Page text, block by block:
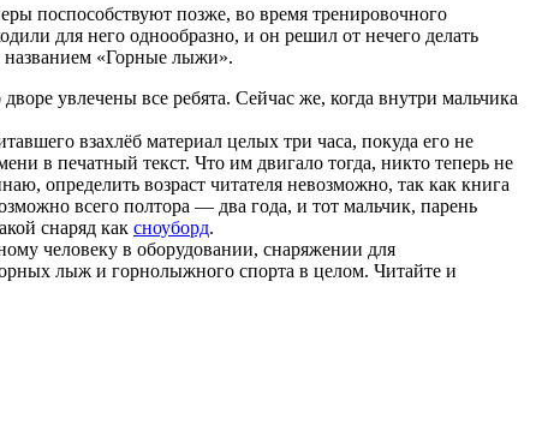
поспособствуют позже, во время тренировочного
для него однообразно, и он решил от нечего делать
«Горные лыжи».
увлечены все ребята. Сейчас же, когда внутри мальчика
взахлёб материал целых три часа, покуда его не
в печатный текст. Что им двигало тогда, никто теперь не
определить возраст читателя невозможно, так как книга
всего полтора — два года, и тот мальчик, парень
снаряд как сноуборд.
человеку в оборудовании, снаряжении для
лыж и горнолыжного спорта в целом. Читайте и